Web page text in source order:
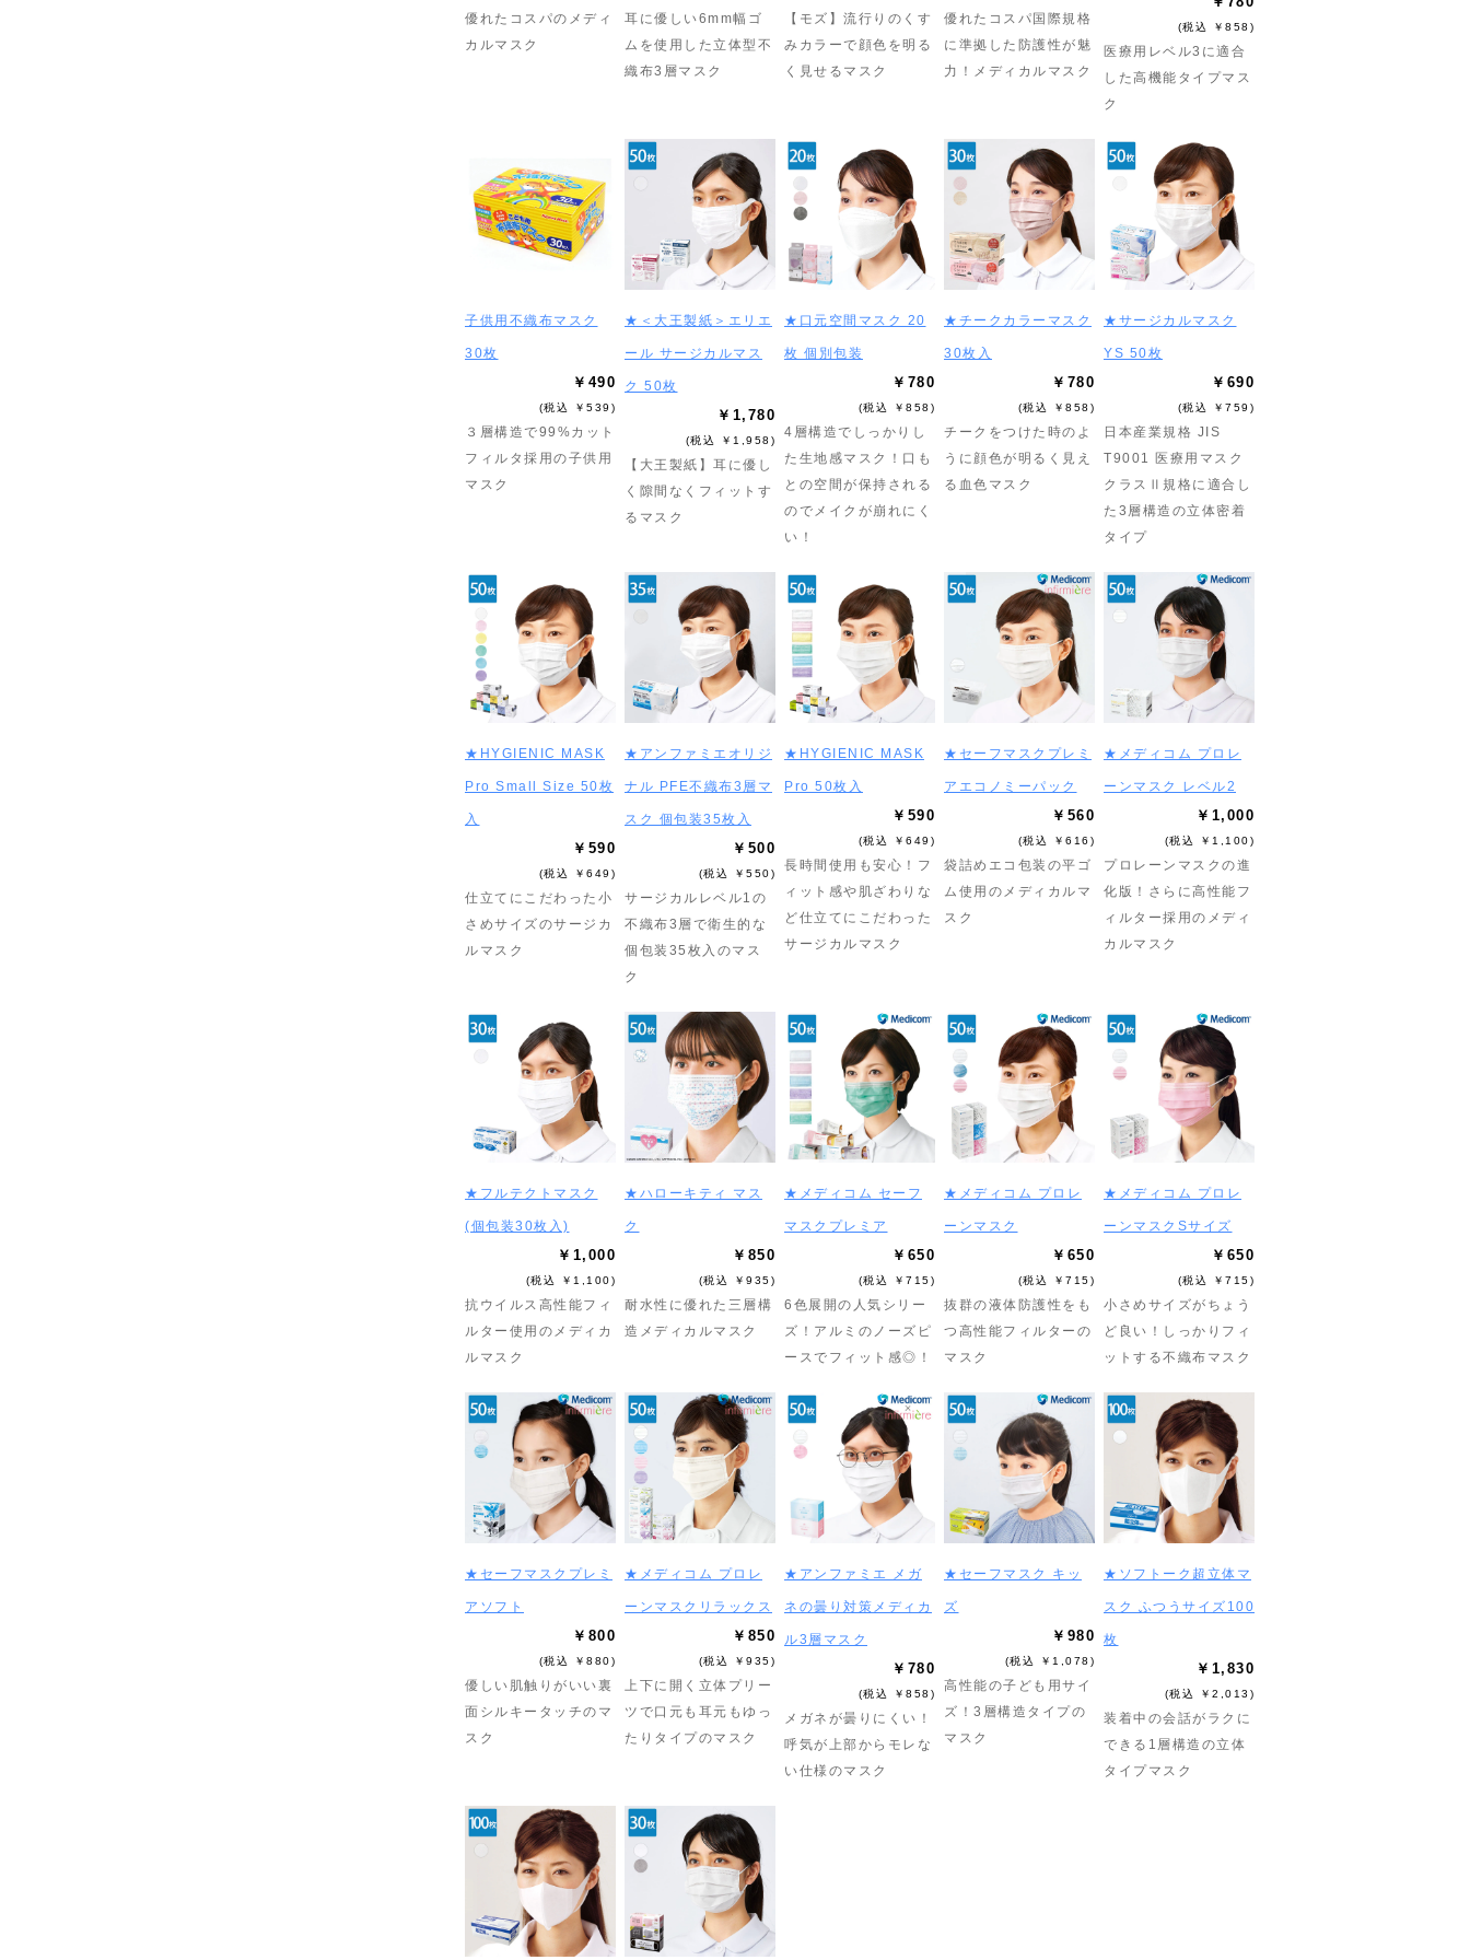
優れたコスパのメディ
カルマスク
耳に優しい6mm幅ゴ
ムを使用した立体型不
織布3層マスク
【モズ】流行りのくす
みカラーで顔色を明る
く見せるマスク
優れたコスパ国際規格
に準拠した防護性が魅
力！メディカルマスク
(税込 ￥858)
医療用レベル3に適合
した高機能タイプマス
ク
子供用不織布マスク
30枚
￥490
(税込 ￥539)
３層構造で99%カット
フィルタ採用の子供用
マスク
★＜大王製紙＞エリエ
ール サージカルマス
ク 50枚
￥1,780
(税込 ￥1,958)
【大王製紙】耳に優し
く隙間なくフィットす
るマスク
★口元空間マスク 20
枚 個別包装
￥780
(税込 ￥858)
4層構造でしっかりし
た生地感マスク！口も
との空間が保持される
のでメイクが崩れにく
い！
★チークカラーマスク
30枚入
￥780
(税込 ￥858)
チークをつけた時のよ
うに顔色が明るく見え
る血色マスク
★サージカルマスク
YS 50枚
￥690
(税込 ￥759)
日本産業規格 JIS
T9001 医療用マスク
クラスⅡ規格に適合し
た3層構造の立体密着
タイプ
★HYGIENIC MASK
Pro Small Size 50枚
入
￥590
(税込 ￥649)
仕立てにこだわった小
さめサイズのサージカ
ルマスク
★アンファミエオリジ
ナル PFE不織布3層マ
スク 個包装35枚入
￥500
(税込 ￥550)
サージカルレベル1の
不織布3層で衛生的な
個包装35枚入のマス
ク
★HYGIENIC MASK
Pro 50枚入
￥590
(税込 ￥649)
長時間使用も安心！フ
ィット感や肌ざわりな
ど仕立てにこだわった
サージカルマスク
★セーフマスクプレミ
アエコノミーパック
￥560
(税込 ￥616)
袋詰めエコ包装の平ゴ
ム使用のメディカルマ
スク
★メディコム プロレ
ーンマスク レベル2
￥1,000
(税込 ￥1,100)
プロレーンマスクの進
化版！さらに高性能フ
ィルター採用のメディ
カルマスク
★フルテクトマスク
(個包装30枚入)
￥1,000
(税込 ￥1,100)
抗ウイルス高性能フィ
ルター使用のメディカ
ルマスク
★ハローキティ マス
ク
￥850
(税込 ￥935)
耐水性に優れた三層構
造メディカルマスク
★メディコム セーフ
マスクプレミア
￥650
(税込 ￥715)
6色展開の人気シリー
ズ！アルミのノーズピ
ースでフィット感◎！
★メディコム プロレ
ーンマスク
￥650
(税込 ￥715)
抜群の液体防護性をも
つ高性能フィルターの
マスク
★メディコム プロレ
ーンマスクSサイズ
￥650
(税込 ￥715)
小さめサイズがちょう
ど良い！しっかりフィ
ットする不織布マスク
★セーフマスクプレミ
アソフト
￥800
(税込 ￥880)
優しい肌触りがいい裏
面シルキータッチのマ
スク
★メディコム プロレ
ーンマスクリラックス
￥850
(税込 ￥935)
上下に開く立体プリー
ツで口元も耳元もゆっ
たりタイプのマスク
★アンファミエ メガ
ネの曇り対策メディカ
ル3層マスク
￥780
(税込 ￥858)
メガネが曇りにくい！
呼気が上部からモレな
い仕様のマスク
★セーフマスク キッ
ズ
￥980
(税込 ￥1,078)
高性能の子ども用サイ
ズ！3層構造タイプの
マスク
★ソフトーク超立体マ
スク ふつうサイズ100
枚
￥1,830
(税込 ￥2,013)
装着中の会話がラクに
できる1層構造の立体
タイプマスク